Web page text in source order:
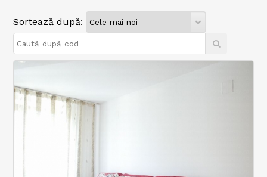
Sortează după: